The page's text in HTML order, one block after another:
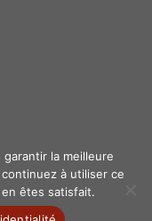
la meilleure
à utiliser ce
êtes satisfait.